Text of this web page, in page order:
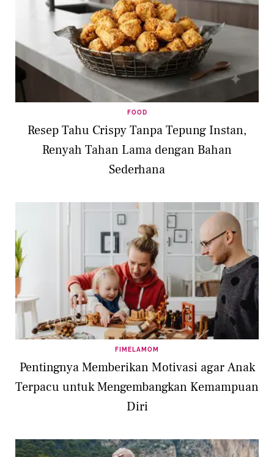
FOOD
Resep Tahu Crispy Tanpa Tepung Instan,
Renyah Tahan Lama dengan Bahan
Sederhana
FIMELAMOM
Pentingnya Memberikan Motivasi agar Anak
Terpacu untuk Mengembangkan Kemampuan
Diri